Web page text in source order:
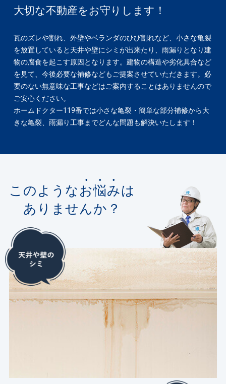
大切な不動産をお守りします！
瓦のズレや割れ、外壁やベランダのひび割れなど、小さな亀裂
を放置していると天井や壁にシミが出来たり、雨漏りとなり建
物の腐食を起こす原因となります。建物の構造や劣化具合など
を見て、今後必要な補修などもご提案させていただきます。必
要のない無意味な工事などはご案内することはありませんので
ご安心ください。
ホームドクター119番では小さな亀裂・簡単な部分補修から大
きな亀裂、雨漏り工事までどんな問題も解決いたします！
このような お悩みは
ありませんか？